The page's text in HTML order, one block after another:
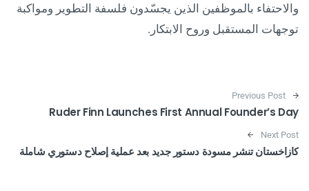
والاحتفاء بالموظفين الذين يجسّدون فلسفة التطوير ومواكبة
توجهات المستقبل وروح الابتكار.
Post navigation
Previous Post
Ruder Finn Launches First Annual Founder’s Day
Next Post
كازاخستان تنشر مسودة دستور جديد بعد عملية إصلاح دستوري شاملة